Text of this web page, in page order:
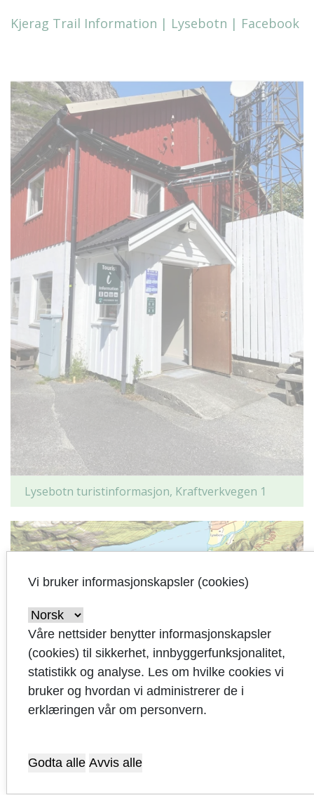
Kjerag Trail Information | Lysebotn | Facebook
Lysebotn turistinformasjon, Kraftverkvegen 1
Tursti Øygardstøl - Kjerag
Vi bruker informasjonskapsler (cookies)
Våre nettsider benytter informasjonskapsler
(cookies) til sikkerhet, innbyggerfunksjonalitet,
statistikk og analyse. Les om hvilke cookies vi
bruker og hvordan vi administrerer de i
erklæringen vår om personvern.
Godta alle Avvis alle